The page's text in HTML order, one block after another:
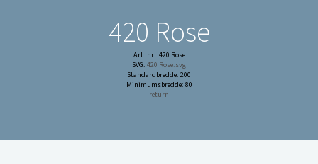
420 Rose
Art. nr.: 420 Rose
SVG: 420 Rose.svg
Standardbredde: 200
Minimumsbredde: 80
return